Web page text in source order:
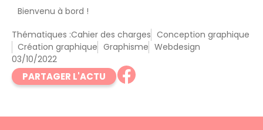
Bienvenu à bord !
Thématiques :Cahier des charges Conception graphique
Création graphique Graphisme Webdesign
03/10/2022
PARTAGER L'ACTU